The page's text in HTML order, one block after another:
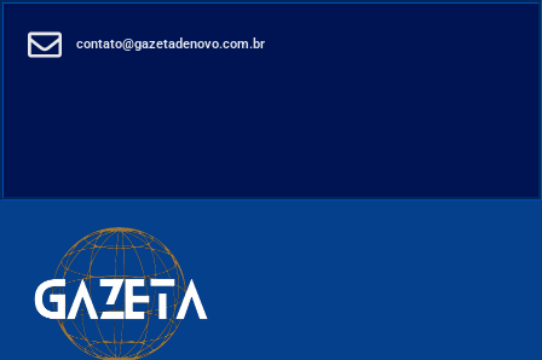
contato@gazetadenovo.com.br